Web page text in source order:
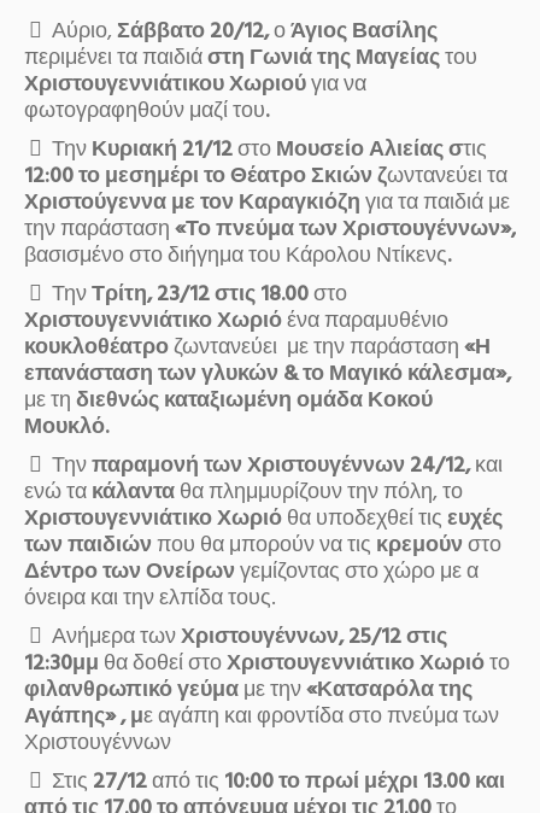
Αύριο,Σάββατο 20/12,οΆγιος Βασίλης
περιμένει τα παιδιάστη Γωνιά της Μαγείαςτου
Χριστουγεννιάτικου Χωριούγια να
φωτογραφηθούν μαζί του.
ΤηνΚυριακή 21/12στοΜουσείο Αλιείας στις
12:00 το μεσημέρι το Θέατρο Σκιών ζωντανεύει τα
Χριστούγεννα με τον Καραγκιόζηγια τα παιδιά με
την παράσταση«Το πνεύμα των Χριστουγέννων»,
βασισμένο στο διήγημα του Κάρολου Ντίκενς.
ΤηνΤρίτη, 23/12 στις 18.00στο
Χριστουγεννιάτικο Χωριόένα παραμυθένιο
κουκλοθέατροζωντανεύει με την παράσταση«Η
επανάσταση των γλυκών & το Μαγικό κάλεσμα»,
με τηδιεθνώς καταξιωμένη ομάδα Κοκού
Μουκλό.
Τηνπαραμονή των Χριστουγέννων 24/12,και
ενώ τακάλανταθα πλημμυρίζουν την πόλη, το
Χριστουγεννιάτικο Χωριόθα υποδεχθεί τιςευχές
των παιδιώνπου θα μπορούν να τις κρεμούνστο
Δέντρο των Ονείρωνγεμίζοντας στο χώρο με α
όνειρα και την ελπίδα τους.
Ανήμερα τωνΧριστουγέννων, 25/12 στις
12:30μμ θα δοθεί στοΧριστουγεννιάτικο Χωριότο
φιλανθρωπικό γεύμαμε την«Κατσαρόλα της
Αγάπης» , με αγάπη και φροντίδα στο πνεύμα των
Χριστουγέννων
Στις 27/12από τις 10:00 το πρωί μέχρι 13.00 και